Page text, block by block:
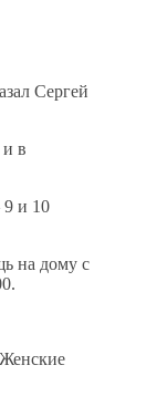
Сергей
в
9 и 10
на дому с